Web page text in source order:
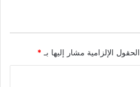
الحقول الإلزامية مشار إليها بـ *